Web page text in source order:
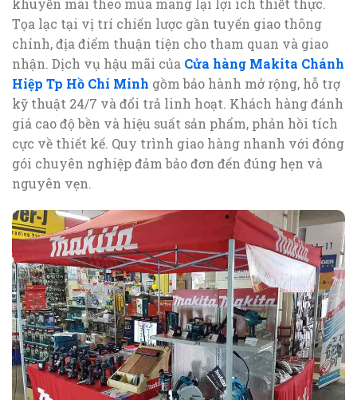
khuyến mãi theo mùa mang lại lợi ích thiết thực.
Tọa lạc tại vị trí chiến lược gần tuyến giao thông
chính, địa điểm thuận tiện cho tham quan và giao
nhận. Dịch vụ hậu mãi của Cửa hàng Makita Chánh
Hiệp Tp Hồ Chí Minh gồm bảo hành mở rộng, hỗ trợ
kỹ thuật 24/7 và đổi trả linh hoạt. Khách hàng đánh
giá cao độ bền và hiệu suất sản phẩm, phản hồi tích
cực về thiết kế. Quy trình giao hàng nhanh với đóng
gói chuyên nghiệp đảm bảo đơn đến đúng hẹn và
nguyên vẹn.